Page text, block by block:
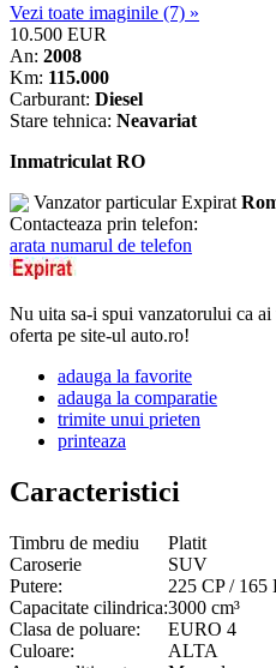
Vezi toate imaginile (7) »
10.500 EUR
An: 2008
Km: 115.000
Carburant: Diesel
Stare tehnica: Neavariat
Inmatriculat RO
Vanzator particularExpirat
Contacteaza prin telefon:
arata numarul de telefon
Nu uita sa-i spui vanzatorului ca ai
oferta pe site-ul auto.ro!
adauga la favorite
adauga la comparatie
trimite unui prieten
printeaza
Caracteristici
Timbru de mediu
Platit
Caroserie
SUV
Putere:
225 CP / 165
Capacitate cilindrica:3000 cm³
Clasa de poluare:
EURO 4
Culoare:
ALTA